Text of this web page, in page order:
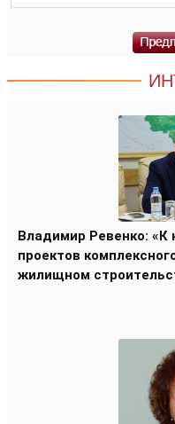
Владимир Ревенко: «К
проектов
жилищном